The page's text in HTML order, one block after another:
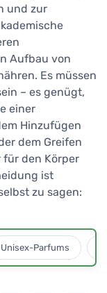
und zur
Aufbau von
Es müssen
– es genügt,
einer
Hinzufügen
dem Greifen
für den Körper
ist
zu sagen:
Unisex-Parfums